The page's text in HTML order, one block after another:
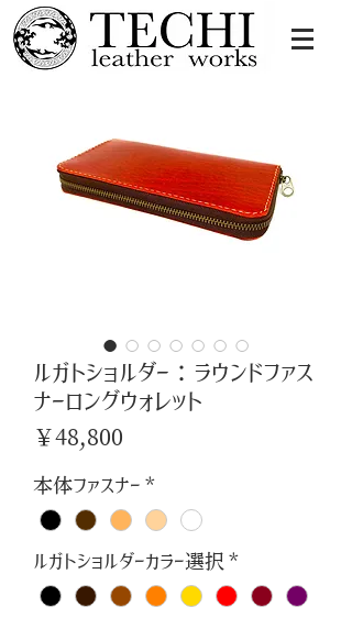
ルガトショルダー：ラウンドファス
ナーロングウォレット
￥48,800
本体ファスナー *
ルガトショルダーカラー選択 *